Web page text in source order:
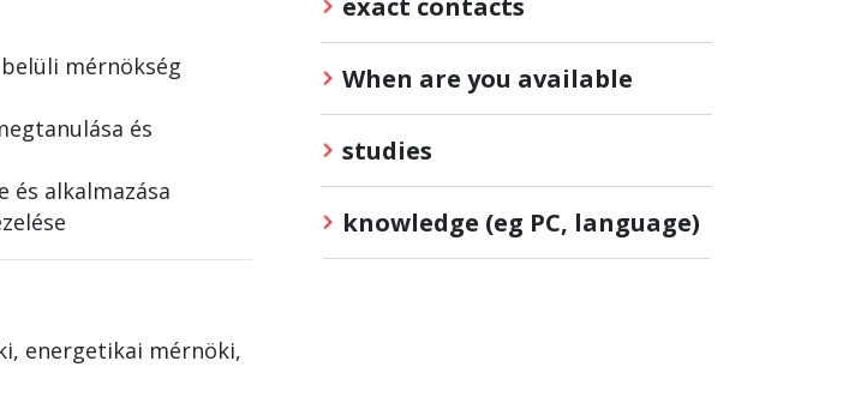
mérnökség
és
és alkalmazása
energetikai mérnöki,
When are you available
studies
knowledge (eg PC, language)